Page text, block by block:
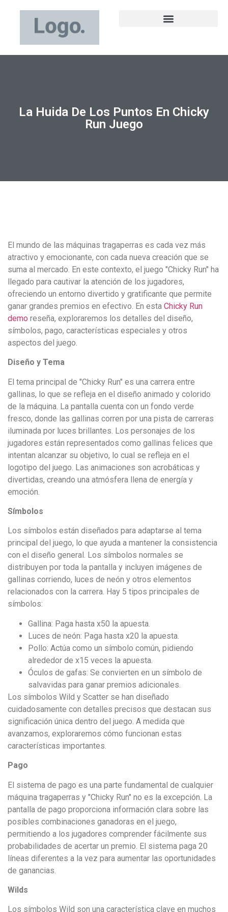
La Huida De Los Puntos En Chicky
Run Juego
El mundo de las máquinas tragaperras es cada vez más
atractivo y emocionante, con cada nueva creación que se
suma al mercado. En este contexto, el juego "Chicky Run" ha
llegado para cautivar la atención de los jugadores,
ofreciendo un entorno divertido y gratificante que permite
ganar grandes premios en efectivo. En esta Chicky Run
demo reseña, exploraremos los detalles del diseño,
símbolos, pago, características especiales y otros
aspectos del juego.
Diseño y Tema
El tema principal de "Chicky Run" es una carrera entre
gallinas, lo que se refleja en el diseño animado y colorido
de la máquina. La pantalla cuenta con un fondo verde
fresco, donde las gallinas corren por una pista de carreras
iluminada por luces brillantes. Los personajes de los
jugadores están representados como gallinas felices que
intentan alcanzar su objetivo, lo cual se refleja en el
logotipo del juego. Las animaciones son acrobáticas y
divertidas, creando una atmósfera llena de energía y
emoción.
Símbolos
Los símbolos están diseñados para adaptarse al tema
principal del juego, lo que ayuda a mantener la consistencia
con el diseño general. Los símbolos normales se
distribuyen por toda la pantalla y incluyen imágenes de
gallinas corriendo, luces de neón y otros elementos
relacionados con la carrera. Hay 5 tipos principales de
símbolos:
Gallina: Paga hasta x50 la apuesta.
Luces de neón: Paga hasta x20 la apuesta.
Pollo: Actúa como un símbolo común, pidiendo
alrededor de x15 veces la apuesta.
Óculos de gafas: Se convierten en un símbolo de
salvavidas para ganar premios adicionales.
Los símbolos Wild y Scatter se han diseñado
cuidadosamente con detalles precisos que destacan sus
significación única dentro del juego. A medida que
avanzamos, exploraremos cómo funcionan estas
características importantes.
Pago
El sistema de pago es una parte fundamental de cualquier
máquina tragaperras y "Chicky Run" no es la excepción. La
pantalla de pago proporciona información clara sobre las
posibles combinaciones ganadoras en el juego,
permitiendo a los jugadores comprender fácilmente sus
probabilidades de acertar un premio. El sistema paga 20
líneas diferentes a la vez para aumentar las oportunidades
de ganancias.
Wilds
Los símbolos Wild son una característica clave en muchos